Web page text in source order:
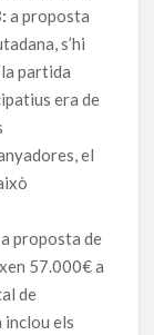
a proposta
s’hi
partida
era de
el
a proposta de
57.000€ a
de
els